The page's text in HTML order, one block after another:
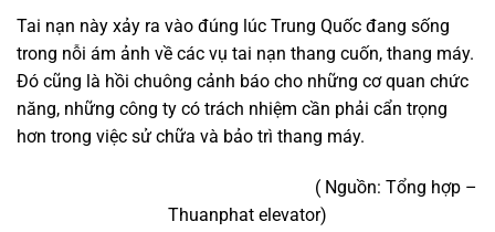
Tai nạn này xảy ra vào đúng lúc Trung Quốc đang sống
trong nỗi ám ảnh về các vụ tai nạn thang cuốn, thang máy.
Đó cũng là hồi chuông cảnh báo cho những cơ quan chức
năng, những công ty có trách nhiệm cần phải cẩn trọng
hơn trong việc sử chữa và bảo trì thang máy.
( Nguồn: Tổng hợp –
Thuanphat elevator)